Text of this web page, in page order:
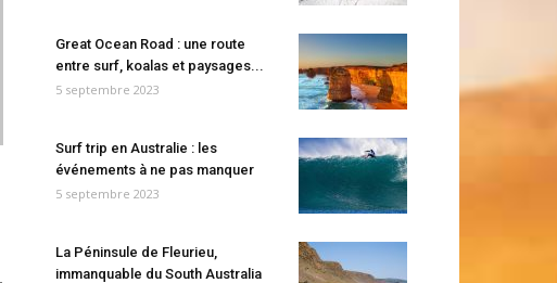
Great Ocean Road : une route
entre surf, koalas et paysages...
5 septembre 2023
Surf trip en Australie : les
événements à ne pas manquer
5 septembre 2023
La Péninsule de Fleurieu,
immanquable du South Australia